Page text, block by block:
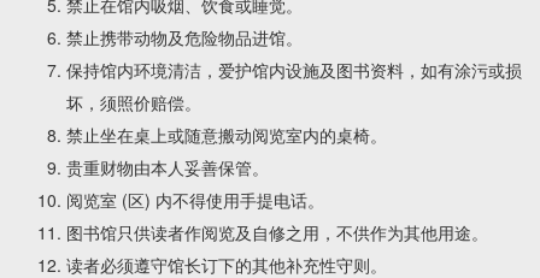
禁止携带动物及危险物品进馆。
保持馆内环境清洁，爱护馆内设施及图书资料，如有涂污或损
坏，须照价赔偿。
禁止坐在桌上或随意搬动阅览室内的桌椅。
贵重财物由本人妥善保管。
阅览室 (区) 内不得使用手提电话。
图书馆只供读者作阅览及自修之用，不供作为其他用途。
读者必须遵守馆长订下的其他补充性守则。